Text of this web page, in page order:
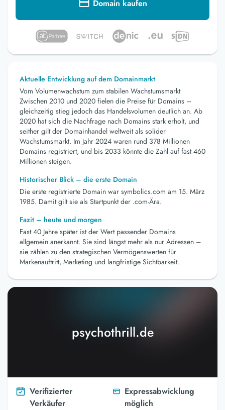
psychothrill.de
Verifizierter
Verkäufer
Expressabwicklung
möglich
Domain kaufen
Aktuelle Entwicklung auf dem Domainmarkt
Vom Volumenwachstum zum stabilen Wachstumsmarkt
Zwischen 2010 und 2020 fielen die Preise für Domains –
gleichzeitig stieg jedoch das Handelsvolumen deutlich an. Ab
2020 hat sich die Nachfrage nach Domains stark erholt, und
seither gilt der Domainhandel weltweit als solider
Wachstumsmarkt. Im Jahr 2024 waren rund 378 Millionen
Domains registriert, und bis 2033 könnte die Zahl auf fast 460
Millionen steigen.
Historischer Blick – die erste Domain
Die erste registrierte Domain war symbolics.com am 15. März
1985. Damit gilt sie als Startpunkt der .com-Ära.
Fazit – heute und morgen
Fast 40 Jahre später ist der Wert passender Domains
allgemein anerkannt. Sie sind längst mehr als nur Adressen –
sie zählen zu den strategischen Vermögenswerten für
Markenauftritt, Marketing und langfristige Sichtbarkeit.